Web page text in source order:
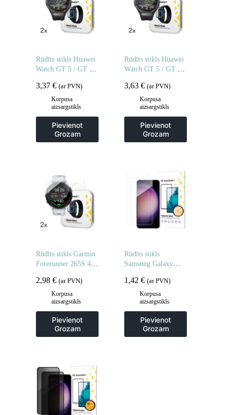
Rūdīts stikls Huawei
Watch GT 5 / GT 5
Pro / GT 3 / GT 3
Pro Full Glue 42mm
– 2 gab.
3,37 € (ar PVN)
Korpusa
aizsargstikls
Pievienot
Grozam
Rūdīts stikls Huawei
Watch GT 5 / GT 5
Pro / GT 3 / GT 3
Pro Full Glue 46 mm
– 2 gab.
3,63€ (ar PVN)
Korpusa
aizsargstikls
Pievienot
Grozam
Rūdīts stikls Garmin
Forerunner 265S 46
pulkstenim – 2 gab.
2,98 € (ar PVN)
Korpusa
aizsargstikls
Pievienot
Grozam
Rūdīts stikls
Samsung Galaxy
stikla – 2 gab.
1,42€ (ar PVN)
Korpusa
aizsargstikls
Pievienot
Grozam